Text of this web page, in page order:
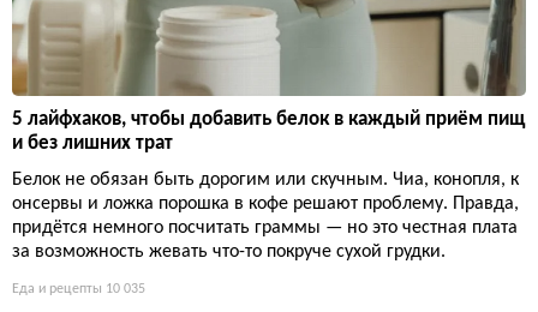
5 лайфхаков, чтобы добавить белок в каждый приём пищ
и без лишних трат
Белок не обязан быть дорогим или скучным. Чиа, конопля, к
онсервы и ложка порошка в кофе решают проблему. Правда,
придётся немного посчитать граммы — но это честная плата
за возможность жевать что-то покруче сухой грудки.
Еда и рецепты 10 035